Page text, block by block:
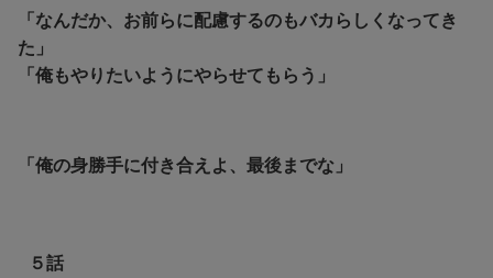
「なんだか、お前らに配慮するのもバカらしくなってき
た」
「俺もやりたいようにやらせてもらう」
「俺の身勝手に付き合えよ、最後までな」
５話